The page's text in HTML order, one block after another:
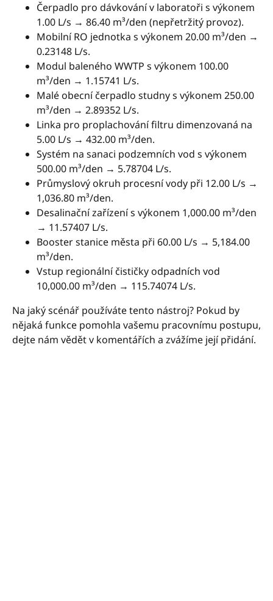
Čerpadlo pro dávkování v laboratoři s výkonem
1.00 L/s → 86.40 m³/den (nepřetržitý provoz).
Mobilní RO jednotka s výkonem 20.00 m³/den →
0.23148 L/s.
Modul baleného WWTP s výkonem 100.00
m³/den → 1.15741 L/s.
Malé obecní čerpadlo studny s výkonem 250.00
m³/den → 2.89352 L/s.
Linka pro proplachování filtru dimenzovaná na
5.00 L/s → 432.00 m³/den.
Systém na sanaci podzemních vod s výkonem
500.00 m³/den → 5.78704 L/s.
Průmyslový okruh procesní vody při 12.00 L/s →
1,036.80 m³/den.
Desalinační zařízení s výkonem 1,000.00 m³/den
→ 11.57407 L/s.
Booster stanice města při 60.00 L/s → 5,184.00
m³/den.
Vstup regionální čističky odpadních vod
10,000.00 m³/den → 115.74074 L/s.
Na jaký scénář používáte tento nástroj? Pokud by
nějaká funkce pomohla vašemu pracovnímu postupu,
dejte nám vědět v komentářích a zvážíme její přidání.